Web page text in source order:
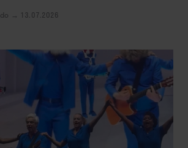
→ 13.07.2026